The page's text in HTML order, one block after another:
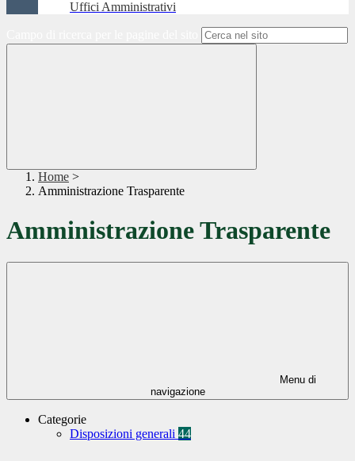
Uffici Amministrativi
Home >
Amministrazione Trasparente
Amministrazione Trasparente
Menu di
navigazione
Categorie
Disposizioni generali 44